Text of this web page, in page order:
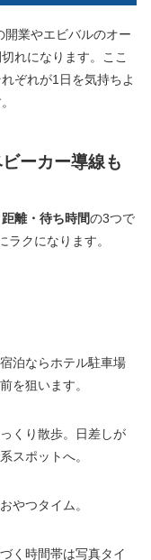
業やエビバルのオー
れになります。ここ
ぞれが1日を気持ちよ
ーカー導線も
離・待ち時間の3つで
クになります。
泊ならホテル駐車場
を狙います。
くり散歩。日差しが
スポットへ。
やつタイム。
く時間帯は写真タイ